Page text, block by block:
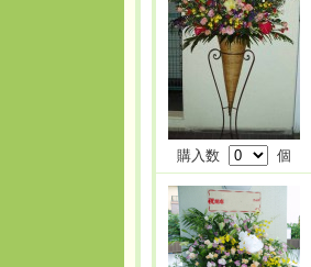
購入数 個